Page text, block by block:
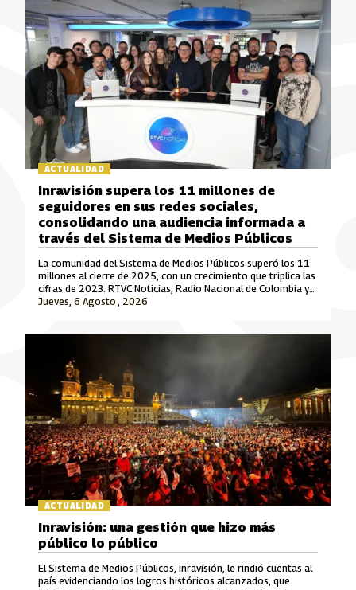
ACTUALIDAD
Jueves, 6 Agosto , 2026
Inravisión supera los 11 millones de
seguidores en sus redes sociales,
consolidando una audiencia informada a
través del Sistema de Medios Públicos
La comunidad del Sistema de Medios Públicos superó los 11
millones al cierre de 2025, con un crecimiento que triplica las
cifras de 2023. RTVC Noticias, Radio Nacional de Colombia y
Señal Colombia son las marcas que lideran este crecimiento.
ACTUALIDAD
Inravisión: una gestión que hizo más
público lo público
El Sistema de Medios Públicos, Inravisión, le rindió cuentas al
país evidenciando los logros históricos alcanzados, que